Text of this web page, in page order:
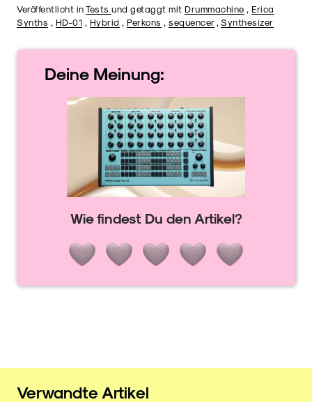
Veröffentlicht in Tests und getaggt mit Drummachine
Erica
Synths
HD-01 Hybrid Perkons sequencer, Synthesizer
Deine Meinung:
Wie findest Du den Artikel?
Verwandte Artikel